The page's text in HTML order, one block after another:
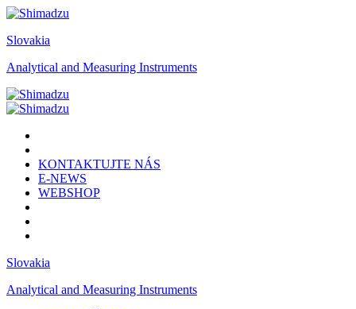
Slovakia
Analytical and Measuring Instruments
KONTAKTUJTE NÁS
E-NEWS
WEBSHOP
Slovakia
Analytical and Measuring Instruments